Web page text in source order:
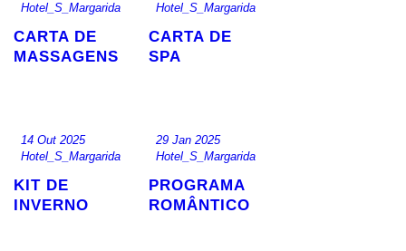
Hotel_S_Margarida
CARTA DE
MASSAGENS
Hotel_S_Margarida
CARTA DE
SPA
14 Out 2025
Hotel_S_Margarida
KIT DE
INVERNO
29 Jan 2025
Hotel_S_Margarida
PROGRAMA
ROMÂNTICO